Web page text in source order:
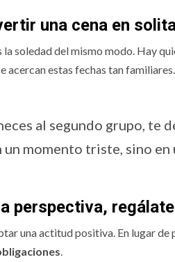
una cena en
soledad del mismo modo. Hay
acercan estas fechas tan familiares.
al segundo grupo, te
momento triste, sino en
perspectiva,
una actitud positiva. En lugar de
.